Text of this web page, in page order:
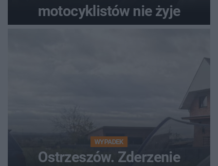
motocyklistów nie żyje
WYPADEK
Ostrzeszów. Zderzenie